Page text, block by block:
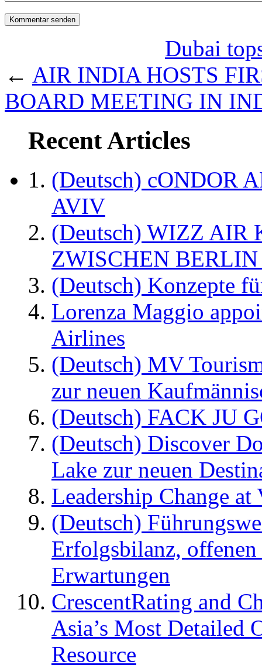
Dubai
← AIR INDIA HOSTS
BOARD MEETING IN
Recent Articles
(Deutsch) cONDOR
AVIV
(Deutsch) WIZZ AIR
ZWISCHEN
(Deutsch) Konzepte
Lorenza Maggio
Airlines
(Deutsch) MV
zur neuen
(Deutsch) FACK JU
(Deutsch) Discover
Lake zur neuen
Leadership Change
(Deutsch)
Erfolgsbilanz,
Erwartungen
CrescentRating and
Asia’s Most Detailed
Resource